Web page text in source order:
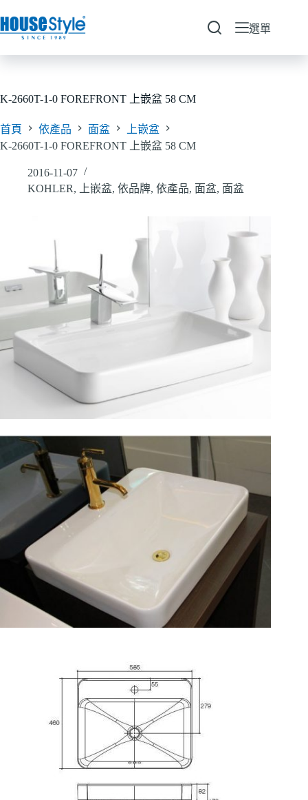
至
要
選單
K-2660T-1-0 FOREFRONT 上嵌盆 58 CM
首頁 依產品 面盆
上嵌盆
K-2660T-1-0 FOREFRONT 上嵌盆 58 CM
2016-11-07
KOHLER, 上嵌盆, 依品牌, 依產品, 面盆, 面盆